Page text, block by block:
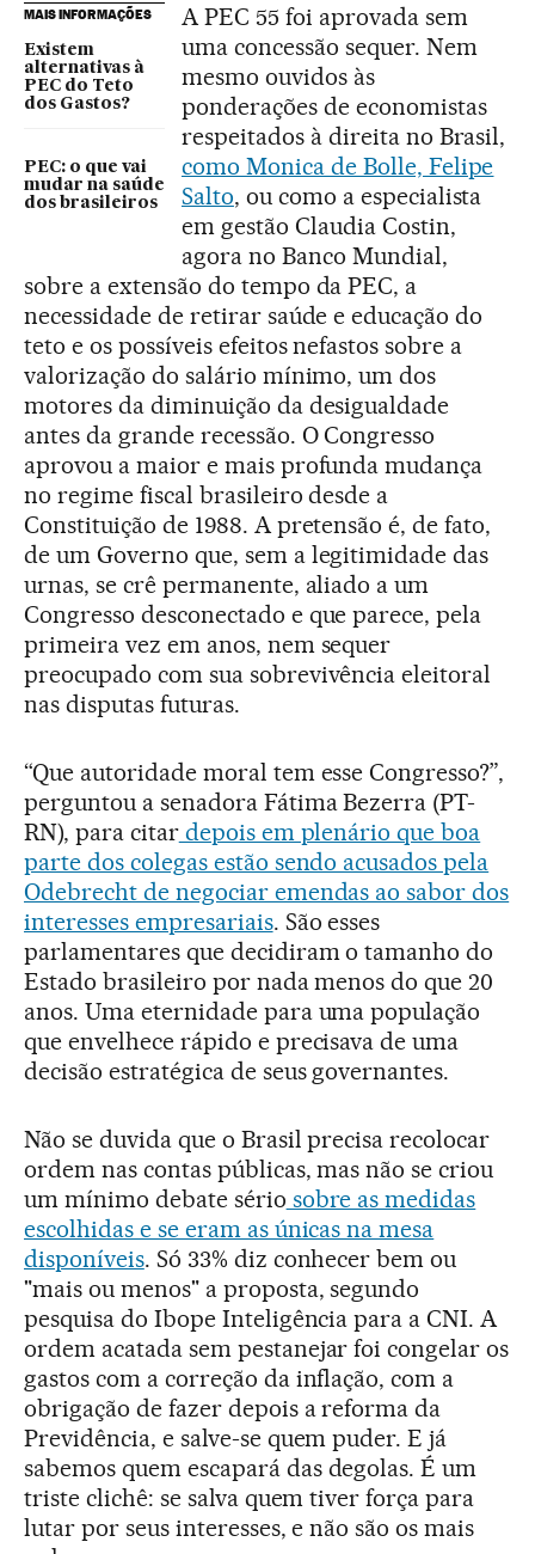
MAIS INFORMAÇÕES
Existem
alternativas à
PEC do Teto
dos Gastos?
PEC: o que vai
mudar na saúde
dos brasileiros
A PEC 55 foi aprovada sem
uma concessão sequer. Nem
mesmo ouvidos às
ponderações de economistas
respeitados à direita no Brasil,
como Monica de Bolle, Felipe
Salto, ou como a especialista
em gestão Claudia Costin,
agora no Banco Mundial,
sobre a extensão do tempo da PEC, a
necessidade de retirar saúde e educação do
teto e os possíveis efeitos nefastos sobre a
valorização do salário mínimo, um dos
motores da diminuição da desigualdade
antes da grande recessão. O Congresso
aprovou a maior e mais profunda mudança
no regime fiscal brasileiro desde a
Constituição de 1988. A pretensão é, de fato,
de um Governo que, sem a legitimidade das
urnas, se crê permanente, aliado a um
Congresso desconectado e que parece, pela
primeira vez em anos, nem sequer
preocupado com sua sobrevivência eleitoral
nas disputas futuras.
“Que autoridade moral tem esse Congresso?”,
perguntou a senadora Fátima Bezerra (PT-
RN), para citardepois em plenário que boa
parte dos colegas estão sendo acusados pela
Odebrecht de negociar emendas ao sabor dos
interesses empresariais. São esses
parlamentares que decidiram o tamanho do
Estado brasileiro por nada menos do que 20
anos. Uma eternidade para uma população
que envelhece rápido e precisava de uma
decisão estratégica de seus governantes.
Não se duvida que o Brasil precisa recolocar
ordem nas contas públicas, mas não se criou
um mínimo debate sério sobre as medidas
escolhidas e se eram as únicas na mesa
disponíveis. Só 33% diz conhecer bem ou
"mais ou menos" a proposta, segundo
pesquisa do Ibope Inteligência para a CNI. A
ordem acatada sem pestanejar foi congelar os
gastos com a correção da inflação, com a
obrigação de fazer depois a reforma da
Previdência, e salve-se quem puder. E já
sabemos quem escapará das degolas. É um
triste clichê: se salva quem tiver força para
lutar por seus interesses, e não são os mais